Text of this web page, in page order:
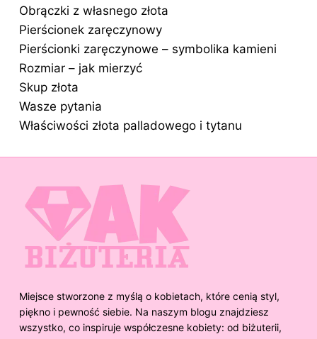
Obrączki z własnego złota
Pierścionek zaręczynowy
Pierścionki zaręczynowe – symbolika kamieni
Rozmiar – jak mierzyć
Skup złota
Wasze pytania
Właściwości złota palladowego i tytanu
Miejsce stworzone z myślą o kobietach, które cenią styl,
piękno i pewność siebie. Na naszym blogu znajdziesz
wszystko, co inspiruje współczesne kobiety: od biżuterii,